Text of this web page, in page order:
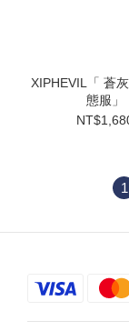
XIPHEVIL「 蒼
態服」
1